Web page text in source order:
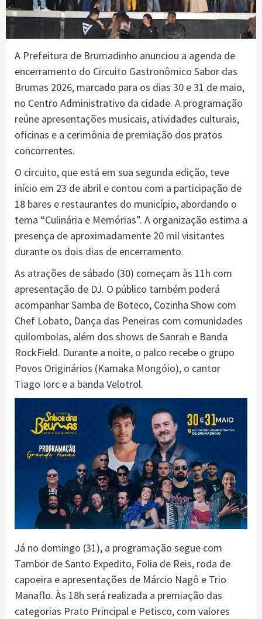
A Prefeitura de Brumadinho anunciou a agenda de
encerramento do Circuito Gastronômico Sabor das
Brumas 2026, marcado para os dias 30 e 31 de maio,
no Centro Administrativo da cidade. A programação
reúne apresentações musicais, atividades culturais,
oficinas e a cerimônia de premiação dos pratos
concorrentes.
O circuito, que está em sua segunda edição, teve
início em 23 de abril e contou com a participação de
18 bares e restaurantes do município, abordando o
tema “Culinária e Memórias”. A organização estima a
presença de aproximadamente 20 mil visitantes
durante os dois dias de encerramento.
As atrações de sábado (30) começam às 11h com
apresentação de DJ. O público também poderá
acompanhar Samba de Boteco, Cozinha Show com
Chef Lobato, Dança das Peneiras com comunidades
quilombolas, além dos shows de Sanrah e Banda
RockField. Durante a noite, o palco recebe o grupo
Povos Originários (Kamaka Mongóio), o cantor
Tiago Iorc e a banda Velotrol.
Já no domingo (31), a programação segue com
Tambor de Santo Expedito, Folia de Reis, roda de
capoeira e apresentações de Márcio Nagô e Trio
Manaflo. Às 18h será realizada a premiação das
categorias Prato Principal e Petisco, com valores